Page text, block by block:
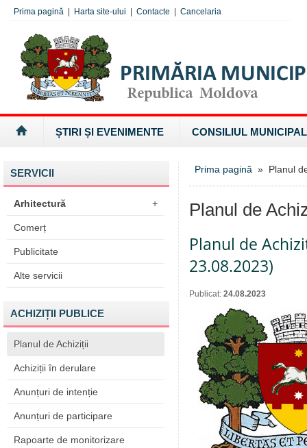
Prima pagină Harta site-ului Contacte Cancelaria
ȘTIRI ȘI EVENIMENTE CONSILIUL MUNICIPAL
SERVICII
Arhitectură +
Comerț
Publicitate
Alte servicii
ACHIZIȚII PUBLICE
Planul de Achiziții
Achiziții în derulare
Anunțuri de intenție
Anunțuri de participare
Rapoarte de monitorizare
Prima pagină » Planul
Planul de
Planul de
23.08.2023)
Publicat: 24.08.2023